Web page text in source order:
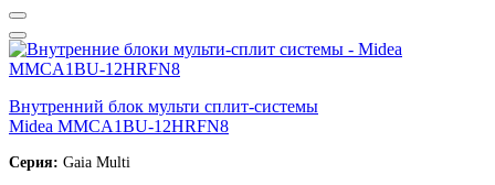
Внутренний блок мульти сплит-системы
Midea MMCA1BU-12HRFN8
Серия: Gaia Multi